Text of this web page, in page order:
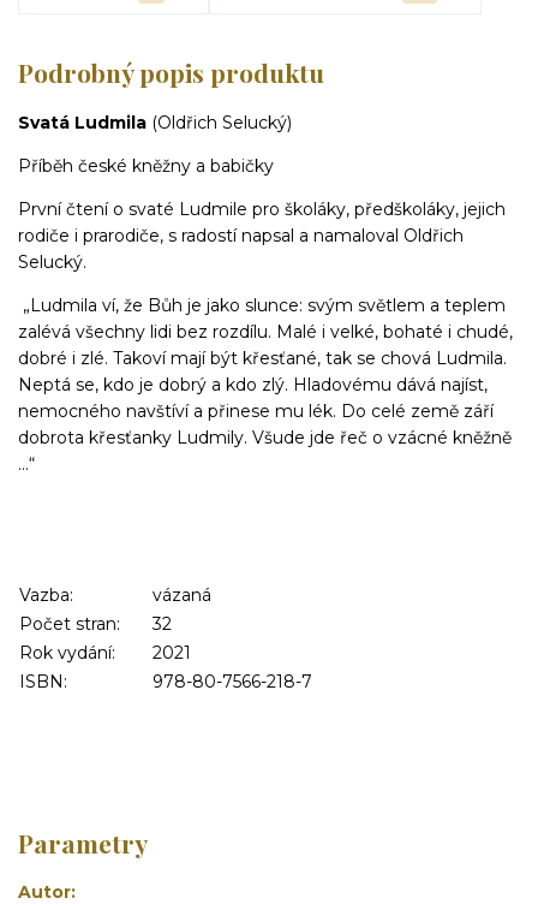
Podrobný popis produktu
Svatá Ludmila (Oldřich Selucký)
Příběh české kněžny a babičky
První čtení o svaté Ludmile pro školáky, předškoláky, jejich
rodiče i prarodiče, s radostí napsal a namaloval Oldřich
Selucký.
„Ludmila ví, že Bůh je jako slunce: svým světlem a teplem
zalévá všechny lidi bez rozdílu. Malé i velké, bohaté i chudé,
dobré i zlé. Takoví mají být křesťané, tak se chová Ludmila.
Neptá se, kdo je dobrý a kdo zlý. Hladovému dává najíst,
nemocného navštíví a přinese mu lék. Do celé země září
dobrota křesťanky Ludmily. Všude jde řeč o vzácné kněžně
...“
Vazba:
vázaná
Počet stran:
32
Rok vydání:
2021
ISBN:
978-80-7566-218-7
Parametry
Autor